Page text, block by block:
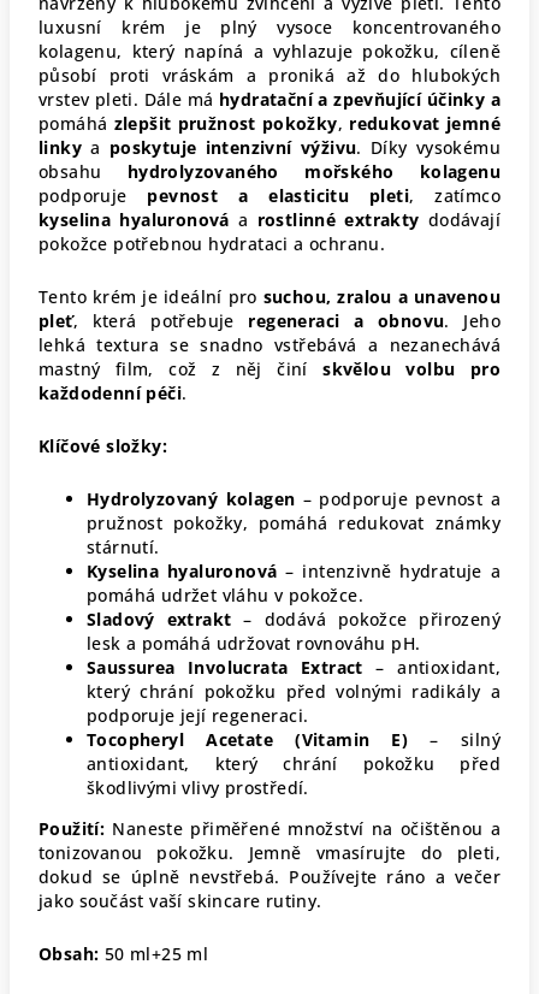
luxusní krém je plný vysoce koncentrovaného
kolagenu, který napíná a vyhlazuje pokožku, cíleně
působí proti vráskám a proniká až do hlubokých
vrstev pleti. Dále má hydratační a zpevňující účinky a
pomáhá zlepšit pružnost pokožky, redukovat jemné
linky a poskytuje intenzivní výživu. Díky vysokému
obsahu hydrolyzovaného mořského kolagenu
podporuje pevnost a elasticitu pleti, zatímco
kyselina hyaluronová a rostlinné extrakty dodávají
pokožce potřebnou hydrataci a ochranu.
Tento krém je ideální pro suchou, zralou a unavenou
pleť, která potřebuje regeneraci a obnovu. Jeho
lehká textura se snadno vstřebává a nezanechává
mastný film, což z něj činískvělou volbu pro
každodenní péči.
Klíčové složky:
Hydrolyzovaný kolagen – podporuje pevnost a
pružnost pokožky, pomáhá redukovat známky
stárnutí.
Kyselina hyaluronová – intenzivně hydratuje a
pomáhá udržet vláhu v pokožce.
Sladový extrakt – dodává pokožce přirozený
lesk a pomáhá udržovat rovnováhu pH.
Saussurea Involucrata Extract – antioxidant,
který chrání pokožku před volnými radikály a
podporuje její regeneraci.
Tocopheryl Acetate (Vitamin E) – silný
antioxidant, který chrání pokožku před
škodlivými vlivy prostředí.
Použití: Naneste přiměřené množství na očištěnou a
tonizovanou pokožku. Jemně vmasírujte do pleti,
dokud se úplně nevstřebá. Používejte ráno a večer
jako součást vaší skincare rutiny.
Obsah: 50 ml+25 ml